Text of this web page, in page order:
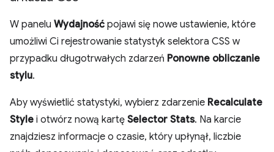
W panelu Wydajność pojawi się nowe ustawienie, które
umożliwi Ci rejestrowanie statystyk selektora CSS w
przypadku długotrwałych zdarzeń Ponowne obliczanie
stylu.
Aby wyświetlić statystyki, wybierz zdarzenie Recalculate
Style i otwórz nową kartę Selector Stats. Na karcie
znajdziesz informacje o czasie, który upłynął, liczbie